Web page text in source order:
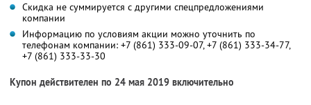
Скидка не суммируется с другими спецпредложениями
компании
Информацию по условиям акции можно уточнить по
телефонам компании: +7 (861) 333-09-07,+7 (861) 333-34-77,
+7 (861) 333-33-30
Купон действителен по 24 мая 2019 включительно